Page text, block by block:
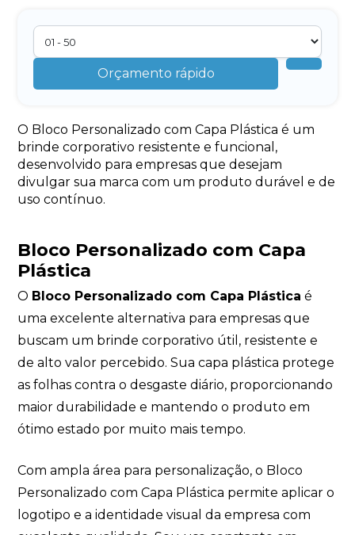
Orçamento rápido
O Bloco Personalizado com Capa Plástica é um
brinde corporativo resistente e funcional,
desenvolvido para empresas que desejam
divulgar sua marca com um produto durável e de
uso contínuo.
Bloco Personalizado com Capa
Plástica
O Bloco Personalizado com Capa Plástica é
uma excelente alternativa para empresas que
buscam um brinde corporativo útil, resistente e
de alto valor percebido. Sua capa plástica protege
as folhas contra o desgaste diário, proporcionando
maior durabilidade e mantendo o produto em
ótimo estado por muito mais tempo.
Com ampla área para personalização, o Bloco
Personalizado com Capa Plástica permite aplicar o
logotipo e a identidade visual da empresa com